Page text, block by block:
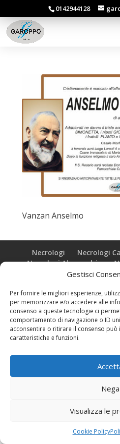
Gestisci
Per fornire le migliori esperienze,
per memorizzare e/o accedere alle
consenso a queste tecnologie ci
comportamento di navigazione o ID
acconsentire o ritirare il consenso può
caratteristiche e funzioni.
Nega
Visualizza le
Cookie Policy
0142944128
Vanzan Anselmo
Necrologi
Necrologi
Necrologi Alessandria
Casale Monferrato